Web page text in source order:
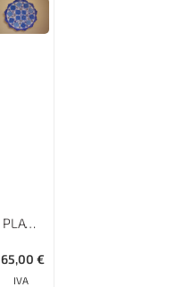
PLATO LISO MINAKARI CON BORDE ESPECIAL – 25 CM
€
65,00
IVA